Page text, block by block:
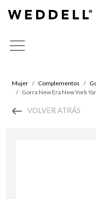
Mujer Complementos
Gorra New Era New York
VOLVER ATRÁS